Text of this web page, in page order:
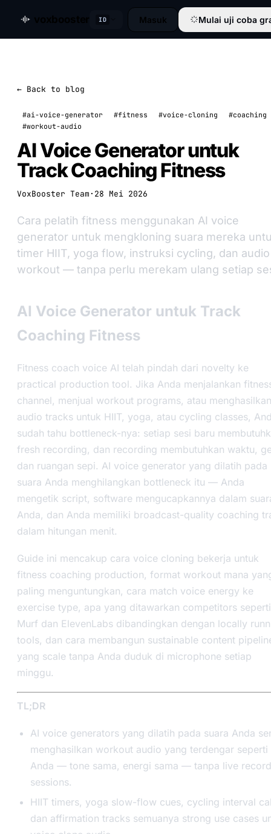
ID Masuk Mulai uji coba
← Back to blog
#ai-voice-generator #fitness #voice-cloning
#coaching
#workout-audio
AI Voice Generator untuk
Track Coaching Fitness
VoxBooster Team · 28 Mei 2026
Cara pelatih fitness menggunakan AI voice
generator untuk mengkloning suara mereka
timer HIIT, yoga flow, instruksi cycling, dan audio
workout — tanpa perlu merekam ulang setiap
AI Voice Generator untuk Track
Coaching Fitness
Fitness coach voice AI telah pindah dari novelty ke
practical production tool. Jika Anda menjalankan
channel, menjual workout programs, atau menghasilkan
audio tracks untuk HIIT, yoga, atau cycling classes,
sudah tahu bottleneck-nya: setiap sesi baru
fresh recording, dan recording membutuhkan waktu,
dan ruangan sepi. AI voice generator yang dilatih pada
suara Anda menghilangkan bottleneck itu — Anda
mengetik script, software mengucapkannya dalam
Anda, dan Anda memiliki broadcast-quality coaching
dalam hitungan menit.
Guide ini mencakup cara voice cloning bekerja untuk
fitness coaching production, format workout mana
paling menguntungkan, cara match voice energy ke
exercise type, apa yang ditawarkan competitors seperti
Murf dan ElevenLabs dibandingkan dengan locally
tools, dan cara membangun sustainable content
yang scale tanpa Anda duduk di microphone setiap
minggu.
TL;DR
AI voice generators yang dilatih pada suara Anda
menghasilkan workout audio yang terdengar seperti
Anda — tone sama, energi sama — tanpa live
sessions.
HIIT timers, yoga slow-flow cues, cycling interval
dan affirmation tracks semuanya strong use cases